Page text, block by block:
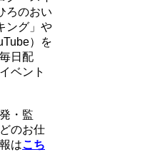
ろのおい
ング」や
）を
日配
ベント
・監
のお仕
はこち